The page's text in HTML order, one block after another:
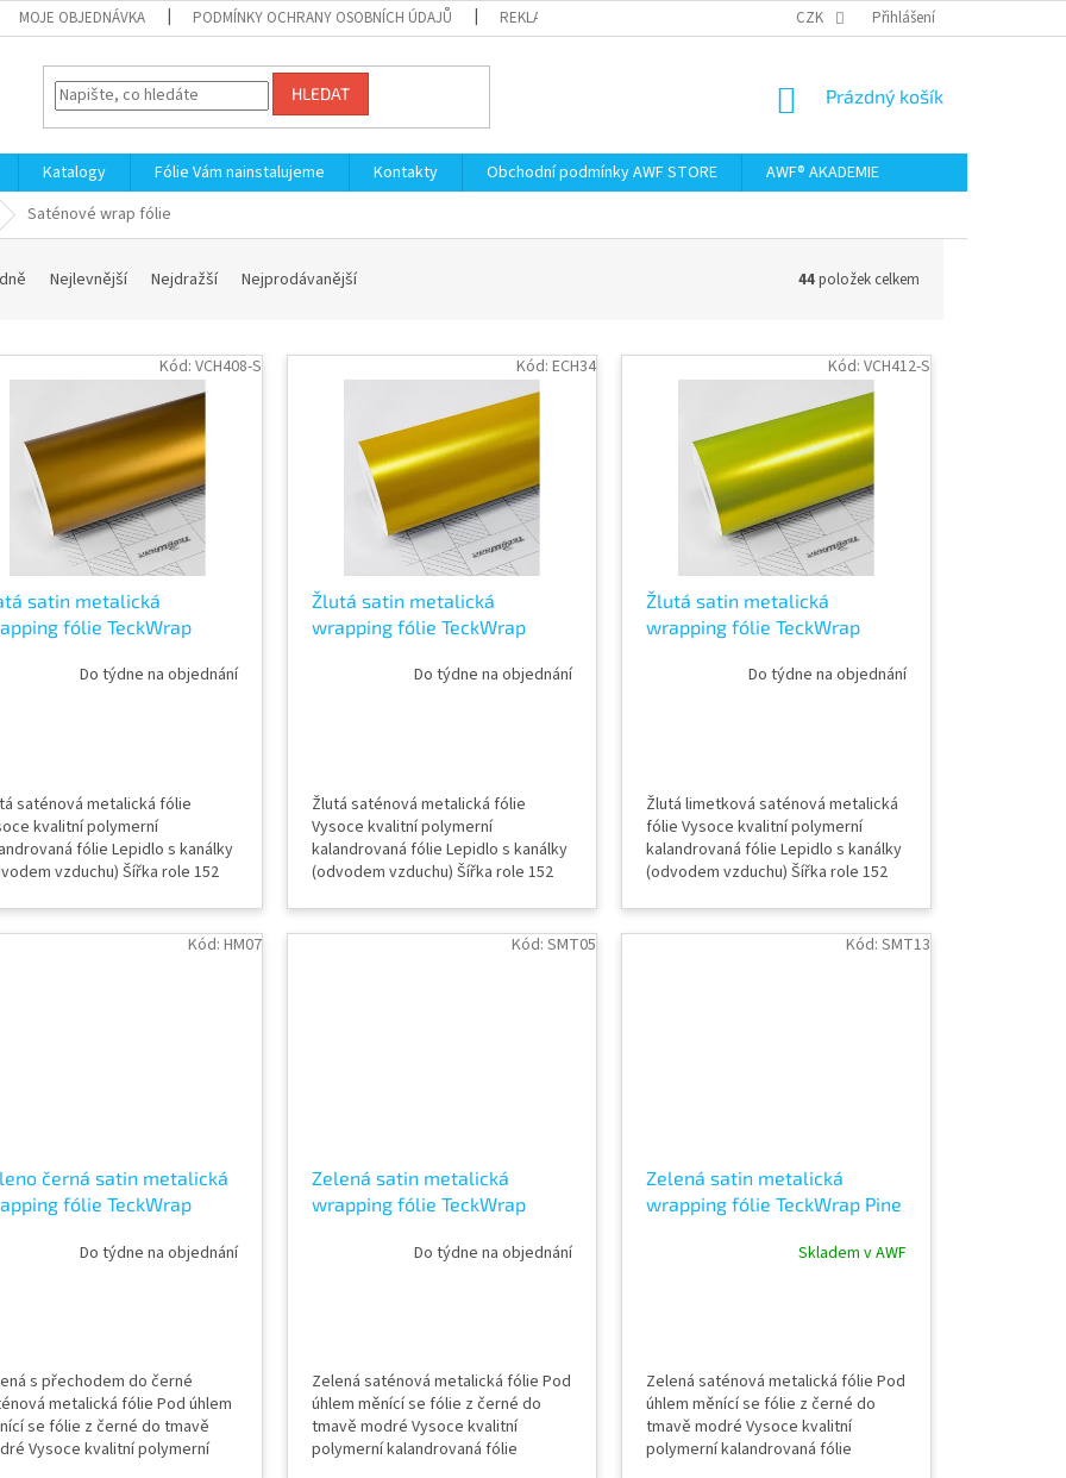
MOJE OBJEDNÁVKA PODMÍNKY OCHRANY OSOBNÍCH ÚDAJŮ REKLAMACE A VRÁCENÍ ZBOŽÍ CZK Přihlášení
HLEDAT
NÁKUPNÍ
Prázdný košík
Katalogy Fólie Vám nainstalujeme Kontakty Obchodní podmínky AWF STORE
AWF® AKADEMIE
Saténové wrap fólie
Nejlevnější Nejdražší Nejprodávanější 44položek celkem
satin metalická
fólie TeckWrap
Do týdne na objednání
saténová metalická fólie
kvalitní polymerní
fólie Lepidlo s kanálky
vzduchu) Šířka role 152
k vidění v AWF STORE Praha 8,
objednat vzorkovník
Kód: VCH408-S
Žlutá satin metalická
wrapping fólie TeckWrap
Do týdne na objednání
Žlutá saténová metalická fólie
Vysoce kvalitní polymerní
kalandrovaná fólie Lepidlo s kanálky
(odvodem vzduchu) Šířka role 152
fólií k vidění v AWF STORE Praha 8,
případně objednat vzorkovník
Kód: ECH34
Žlutá satin metalická
wrapping fólie TeckWrap
Do týdne na objednání
Žlutá limetková saténová metalická
fólie Vysoce kvalitní polymerní
kalandrovaná fólie Lepidlo s kanálky
(odvodem vzduchu) Šířka role 152
fólií k vidění v AWF STORE Praha 8,
případně objednat vzorkovník
Kód: VCH412-S
černá satin metalická
fólie TeckWrap
Do týdne na objednání
s přechodem do černé
metalická fólie Pod úhlem
se fólie z černé do tmavě
Vysoce kvalitní polymerní
Kód: HM07
Zelená satin metalická
wrapping fólie TeckWrap
Do týdne na objednání
Zelená saténová metalická fólie Pod
úhlem měnící se fólie z černé do
tmavě modré Vysoce kvalitní
polymerní kalandrovaná fólie
Kód: SMT05
Zelená satin metalická
wrapping fólie TeckWrap Pine
Skladem v AWF
Zelená saténová metalická fólie Pod
úhlem měnící se fólie z černé do
tmavě modré Vysoce kvalitní
polymerní kalandrovaná fólie
Kód: SMT13